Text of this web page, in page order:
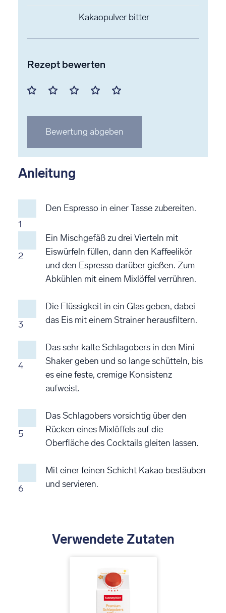
Kakaopulver bitter
Rezept bewerten
Mit
Stern
bewerten
Mit
Stern
bewerten
Mit
Stern
bewerten
Mit
Stern
bewerten
Mit
Stern
bewerten
Bewertung abgeben
Anleitung
1
Den Espresso in einer Tasse zubereiten.
2
Ein Mischgefäß zu drei Vierteln mit
Eiswürfeln füllen, dann den Kaffeelikör
und den Espresso darüber gießen. Zum
Abkühlen mit einem Mixlöffel verrühren.
3
Die Flüssigkeit in ein Glas geben, dabei
das Eis mit einem Strainer herausfiltern.
4
Das sehr kalte Schlagobers in den Mini
Shaker geben und so lange schütteln, bis
es eine feste, cremige Konsistenz
aufweist.
5
Das Schlagobers vorsichtig über den
Rücken eines Mixlöffels auf die
Oberfläche des Cocktails gleiten lassen.
6
Mit einer feinen Schicht Kakao bestäuben
und servieren.
Verwendete Zutaten